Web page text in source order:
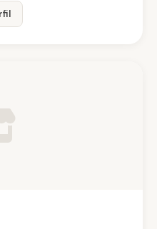
e finos, e
de sobremesa com